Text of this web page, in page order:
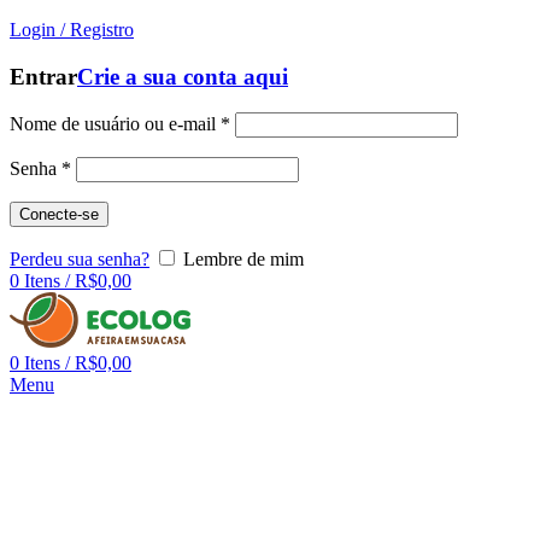
Login / Registro
EntrarCrie a sua conta aqui
Nome de usuário ou e-mail *
Senha *
Conecte-se
Perdeu sua senha?
Lembre de mim
0 Itens / R$0,00
0 Itens / R$0,00
Menu